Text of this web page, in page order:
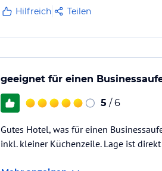
Hilfreich Teilen
geeignet für einen
5 / 6
Gutes Hotel, was für einen
inkl. kleiner Küchenzeile. Lage ist